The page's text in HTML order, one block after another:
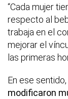
“Cada mujer
respecto al
trabaja en el
mejorar el
las primeras
En ese
modificaron